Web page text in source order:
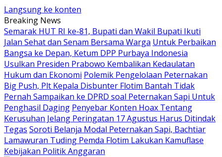
Langsung ke konten
Breaking News
Semarak HUT RI ke-81, Bupati dan Wakil Bupati Ikuti
Jalan Sehat dan Senam Bersama Warga Untuk Perbaikan
Bangsa ke Depan, Ketum DPP Purbaya Indonesia
Usulkan Presiden Prabowo Kembalikan Kedaulatan
Hukum dan Ekonomi Polemik Pengelolaan Peternakan
Big Push, Plt Kepala Disbunter Flotim Bantah Tidak
Pernah Sampaikan ke DPRD soal Peternakan Sapi Untuk
Penghasil Daging Penyebar Konten Hoax Tentang
Kerusuhan Jelang Peringatan 17 Agustus Harus Ditindak
Tegas Soroti Belanja Modal Peternakan Sapi, Bachtiar
Lamawuran Tuding Pemda Flotim Lakukan Kamuflase
Kebijakan Politik Anggaran